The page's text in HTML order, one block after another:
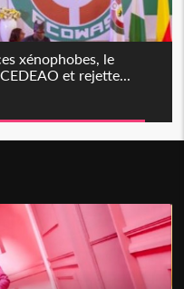
xénophobes, le
et rejette...